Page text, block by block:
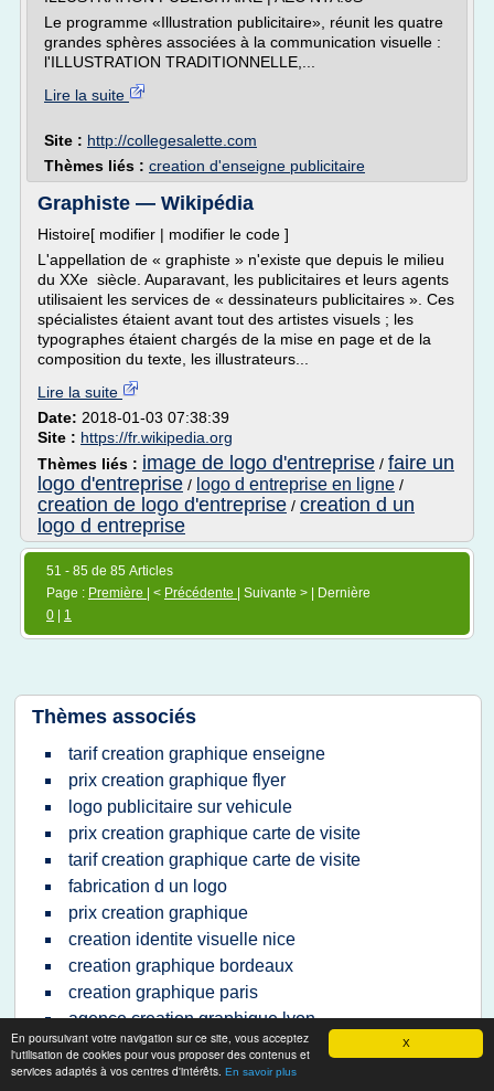
X
En poursuivant votre navigation sur ce site, vous acceptez
l'utilisation de cookies pour vous proposer des contenus et
services adaptés à vos centres d'intérêts. En savoir plus
Le programme «Illustration publicitaire», réunit les quatre
grandes sphères associées à la communication visuelle :
l'ILLUSTRATION TRADITIONNELLE,...
Lire la suite
Site : http://collegesalette.com
Thèmes liés : creation d'enseigne publicitaire
Graphiste — Wikipédia
Histoire[ modifier | modifier le code ]
L'appellation de « graphiste » n'existe que depuis le milieu
du XXe siècle. Auparavant, les publicitaires et leurs agents
utilisaient les services de « dessinateurs publicitaires ». Ces
spécialistes étaient avant tout des artistes visuels ; les
typographes étaient chargés de la mise en page et de la
composition du texte, les illustrateurs...
Lire la suite
Date: 2018-01-03 07:38:39
Site : https://fr.wikipedia.org
Thèmes liés : image de logo d'entreprise / faire un
logo d'entreprise / logo d entreprise en ligne /
creation de logo d'entreprise / creation d un
logo d entreprise
51 - 85 de 85 Articles
Page : Première | < Précédente
| Suivante > | Dernière
0
1
Thèmes associés
tarif creation graphique enseigne
prix creation graphique flyer
logo publicitaire sur vehicule
prix creation graphique carte de visite
tarif creation graphique carte de visite
fabrication d un logo
prix creation graphique
creation identite visuelle nice
creation graphique bordeaux
creation graphique paris
agence creation graphique lyon
tarif creation graphique flyer
studio creation graphique rennes